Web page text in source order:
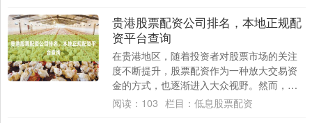
贵港股票配资公司排名，本地正规配
资平台查询
在贵港地区，随着投资者对股票市场的关注
度不断提升，股票配资作为一种放大交易资
金的方式，也逐渐进入大众视野。然而，面
对市场上众多的配资公司，如何选择一家正
阅读： 103 栏目： 低息股票配资